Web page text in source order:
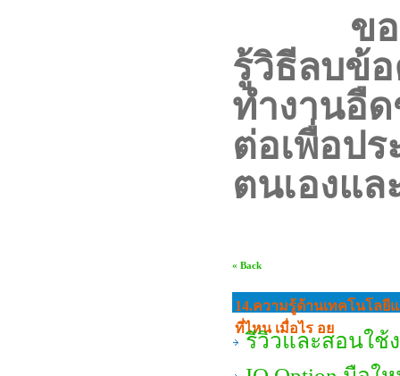
ข
รู้วิธีลบข้
ทำงานอื
ต่อเพื่อป
ตนเองแ
« Back
14.ความรู้ด้านเทคโนโลยี
ที่ไหน เมื่อไร อย
รีวิวและสอนใช้